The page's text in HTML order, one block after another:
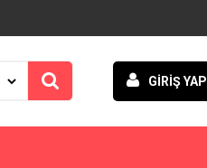
GİRİŞ YAP